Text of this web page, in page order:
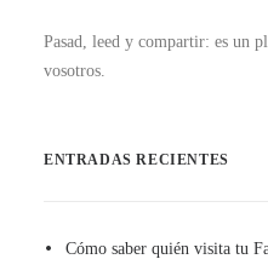
Pasad, leed y compartir: es un
vosotros.
ENTRADAS RECIENTES
Cómo saber quién visita tu